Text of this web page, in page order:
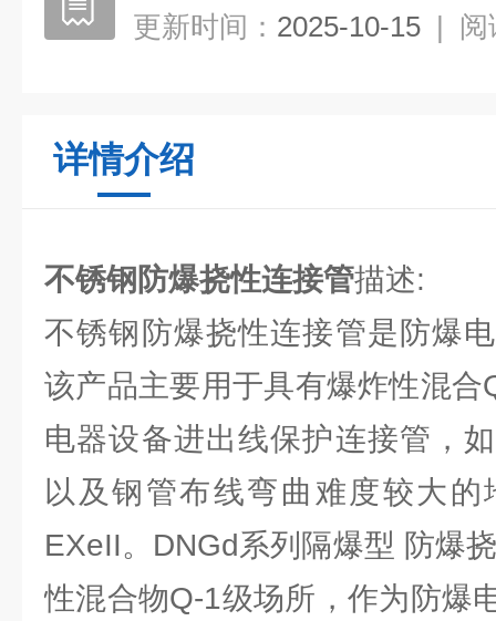
更新时间： 2025-10-15 | 阅
详情介绍
不锈钢防爆挠性连接管描述:
不锈钢防爆挠性连接管是防爆
该产品主要用于具有爆炸性混
电器设备进出线保护连接管，
以及钢管布线弯曲难度较大
EXeII。DNGd系列隔爆型 防爆
性混合物Q-1级场所，作为防爆